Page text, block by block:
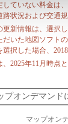
ていない料金は
状況および交通
新情報は、選択
いた地図ソフト
選択した場合、
2025年11月時点と
プオンデマンド
マップオン